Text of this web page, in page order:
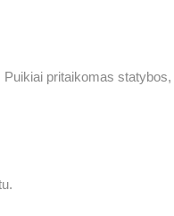
pritaikomas